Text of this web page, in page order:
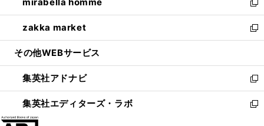
で
開
く
ド
ウ
で
開
ィ
ン
ド
ウ
開
く
い
ウ
ィ
ン
ウ
で
開
く
新
し
い
ウ
ン
ド
ウ
で
zakka market
新
し
ウ
ィ
ン
ド
その他WEBサービス
集英社アドナビ
新
し
い
集英社エディターズ・ラボ
新